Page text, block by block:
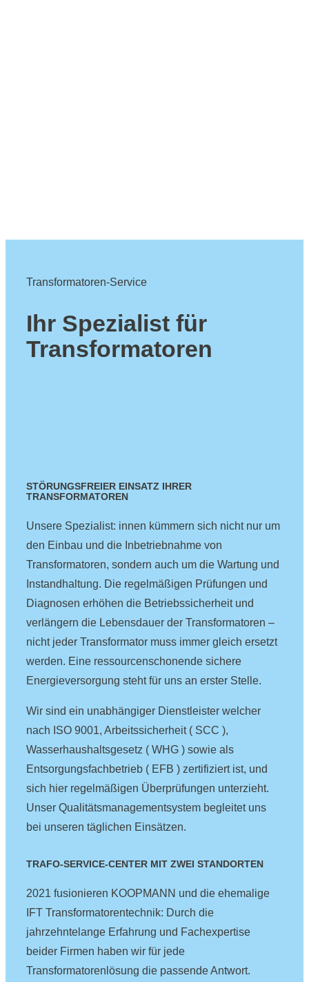
Transformatoren-Service
Ihr Spezialist für
Transformatoren
STÖRUNGSFREIER EINSATZ IHRER
TRANSFORMATOREN
Unsere Spezialist: innen kümmern sich nicht nur um
den Einbau und die Inbetriebnahme von
Transformatoren, sondern auch um die Wartung und
Instandhaltung. Die regelmäßigen Prüfungen und
Diagnosen erhöhen die Betriebssicherheit und
verlängern die Lebensdauer der Transformatoren –
nicht jeder Transformator muss immer gleich ersetzt
werden. Eine ressourcenschonende sichere
Energieversorgung steht für uns an erster Stelle.
Wir sind ein unabhängiger Dienstleister welcher
nach ISO 9001, Arbeitssicherheit ( SCC ),
Wasserhaushaltsgesetz ( WHG ) sowie als
Entsorgungsfachbetrieb ( EFB ) zertifiziert ist, und
sich hier regelmäßigen Überprüfungen unterzieht.
Unser Qualitätsmanagementsystem begleitet uns
bei unseren täglichen Einsätzen.
TRAFO-SERVICE-CENTER MIT ZWEI STANDORTEN
2021 fusionieren KOOPMANN und die ehemalige
IFT Transformatorentechnik: Durch die
jahrzehntelange Erfahrung und Fachexpertise
beider Firmen haben wir für jede
Transformatorenlösung die passende Antwort.